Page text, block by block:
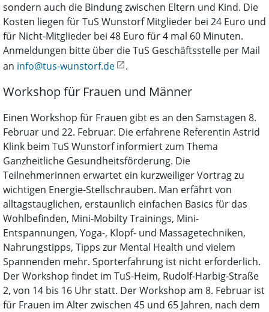
sondern auch die Bindung zwischen Eltern und Kind. Die
Kosten liegen für TuS Wunstorf Mitglieder bei 24 Euro und
für Nicht-Mitglieder bei 48 Euro für 4 mal 60 Minuten.
Anmeldungen bitte über die TuS Geschäftsstelle per Mail
an info@tus-wunstorf.de .
Workshop für Frauen und Männer
Einen Workshop für Frauen gibt es an den Samstagen 8.
Februar und 22. Februar. Die erfahrene Referentin Astrid
Klink beim TuS Wunstorf informiert zum Thema
Ganzheitliche Gesundheitsförderung. Die
Teilnehmerinnen erwartet ein kurzweiliger Vortrag zu
wichtigen Energie-Stellschrauben. Man erfährt von
alltagstauglichen, erstaunlich einfachen Basics für das
Wohlbefinden, Mini-Mobilty Trainings, Mini-
Entspannungen, Yoga-, Klopf- und Massagetechniken,
Nahrungstipps, Tipps zur Mental Health und vielem
Spannenden mehr. Sporterfahrung ist nicht erforderlich.
Der Workshop findet im TuS-Heim, Rudolf-Harbig-Straße
2, von 14 bis 16 Uhr statt. Der Workshop am 8. Februar ist
für Frauen im Alter zwischen 45 und 65 Jahren, nach dem